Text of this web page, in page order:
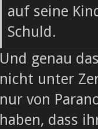
auf seine
Schuld.
Und genau
nicht unter
nur von
haben, dass